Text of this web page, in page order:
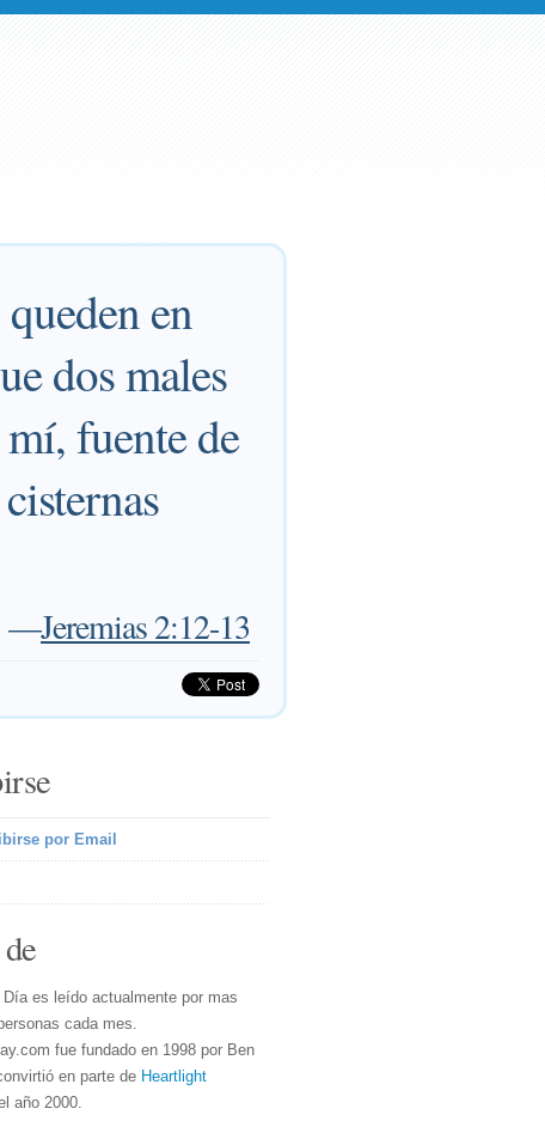
en
dos males
fuente de
—Jeremias 2:12-13
por Email
Día es leído actualmente por mas
cada mes.
fue fundado en 1998 por Ben
en parte de Heartlight
año 2000.